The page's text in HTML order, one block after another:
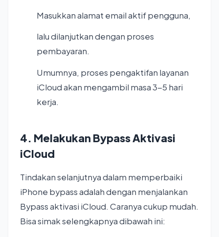
Masukkan alamat email aktif pengguna,
lalu dilanjutkan dengan proses
pembayaran.
Umumnya, proses pengaktifan layanan
iCloud akan mengambil masa 3-5 hari
kerja.
4. Melakukan Bypass Aktivasi
iCloud
Tindakan selanjutnya dalam memperbaiki
iPhone bypass adalah dengan menjalankan
Bypass aktivasi iCloud. Caranya cukup mudah.
Bisa simak selengkapnya dibawah ini: